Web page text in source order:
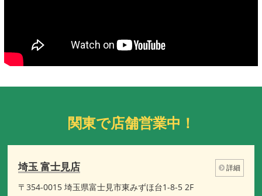
関東で店舗営業中！
埼玉 富士見店 詳細
〒354-0015 埼玉県富士見市東みずほ台1-8-5 2F